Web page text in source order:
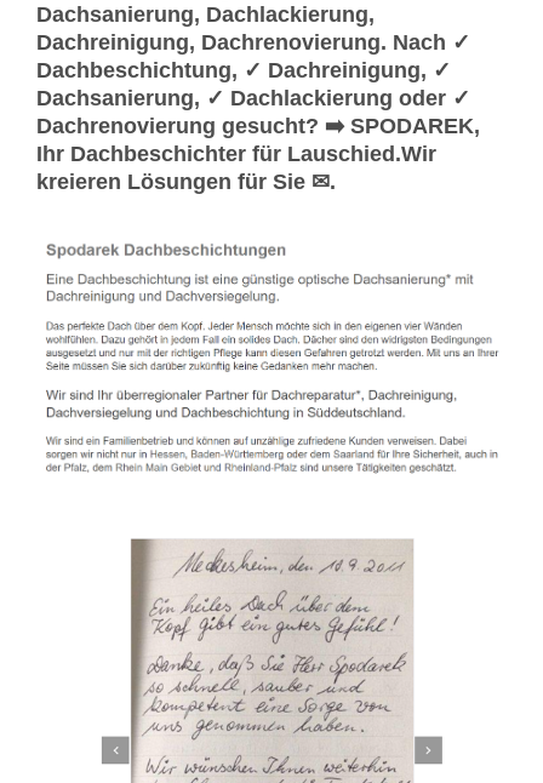
Dachsanierung, Dachlackierung,
Dachreinigung, Dachrenovierung. Nach ✓
Dachbeschichtung, ✓ Dachreinigung, ✓
Dachsanierung, ✓ Dachlackierung oder ✓
Dachrenovierung gesucht? ➡️ SPODAREK,
Ihr Dachbeschichter für Lauschied.Wir
kreieren Lösungen für Sie ✉.